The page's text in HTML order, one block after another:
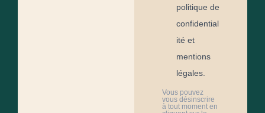
politique de
confidential
ité et
mentions
légales.
Vous pouvez
vous désinscrire
à tout moment en